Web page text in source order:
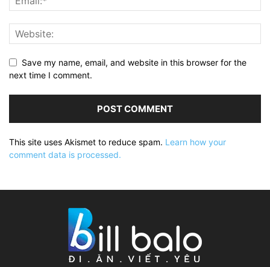
Save my name, email, and website in this browser for the
next time I comment.
This site uses Akismet to reduce spam. Learn how your
comment data is processed.